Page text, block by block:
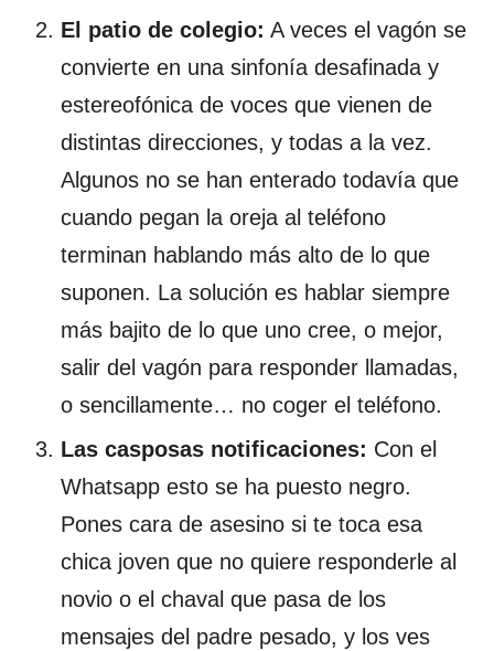
El patio de colegio: A veces el vagón se
convierte en una sinfonía desafinada y
estereofónica de voces que vienen de
distintas direcciones, y todas a la vez.
Algunos no se han enterado todavía que
cuando pegan la oreja al teléfono
terminan hablando más alto de lo que
suponen. La solución es hablar siempre
más bajito de lo que uno cree, o mejor,
salir del vagón para responder llamadas,
o sencillamente… no coger el teléfono.
Las casposas notificaciones: Con el
Whatsapp esto se ha puesto negro.
Pones cara de asesino si te toca esa
chica joven que no quiere responderle al
novio o el chaval que pasa de los
mensajes del padre pesado, y los ves